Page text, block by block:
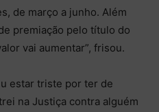
de março a junho. Além
premiação pelo título do
vai aumentar”, frisou.
estar triste por ter de
na Justiça contra alguém